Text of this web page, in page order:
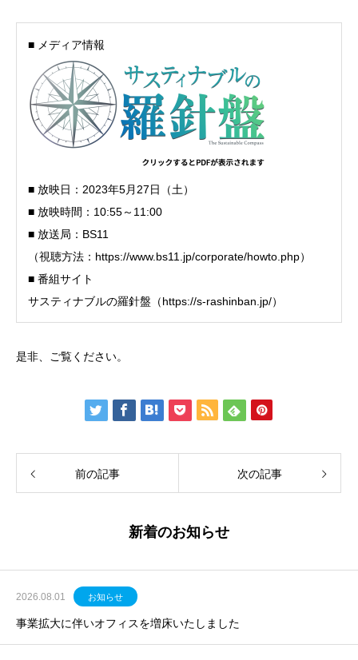
■ メディア情報
■ 放映日：2023年5月27日（土）
■ 放映時間：10:55～11:00
■ 放送局：BS11
（視聴方法： https://www.bs11.jp/corporate/howto.php）
■ 番組サイト
サスティナブルの羅針盤（https://s-rashinban.jp/）
是非、ご覧ください。
前の記事 次の記事
新着のお知らせ
2026.08.01 お知らせ
事業拡大に伴いオフィスを増床いたしました